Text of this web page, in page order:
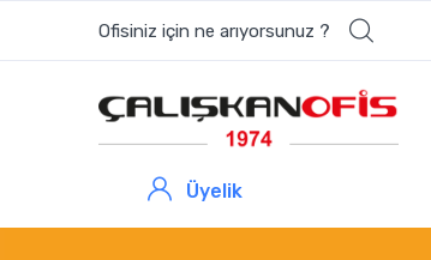
Ofisiniz için ne arıyorsunuz ?
En çok aranan ürünler
BERLİN MİSAFİR KOLTUĞU U
OPTION SAĞ KANEPE
Üyelik